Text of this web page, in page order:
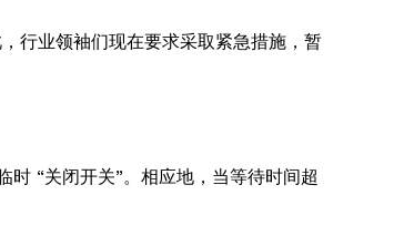
行业领袖们现在要求采取紧急措施，暂
“关闭开关”。相应地，当等待时间超